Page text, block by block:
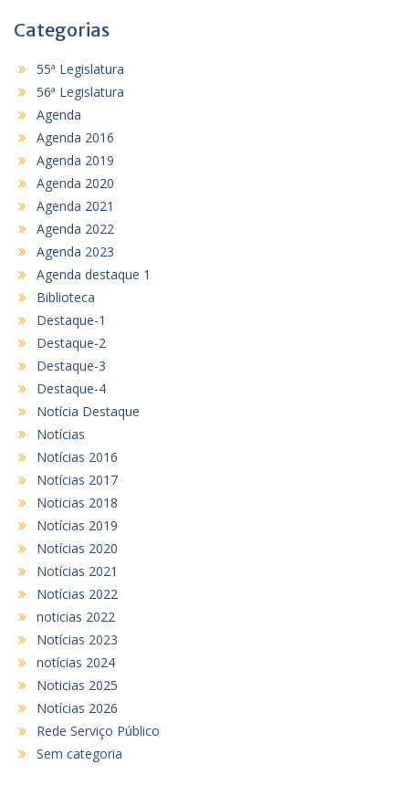
Categorias
55ª Legislatura
56ª Legislatura
Agenda
Agenda 2016
Agenda 2019
Agenda 2020
Agenda 2021
Agenda 2022
Agenda 2023
Agenda destaque 1
Biblioteca
Destaque-1
Destaque-2
Destaque-3
Destaque-4
Notícia Destaque
Notícias
Notícias 2016
Notícias 2017
Noticias 2018
Notícias 2019
Notícias 2020
Notícias 2021
Notícias 2022
noticias 2022
Notícias 2023
notícias 2024
Noticias 2025
Notícias 2026
Rede Serviço Público
Sem categoria